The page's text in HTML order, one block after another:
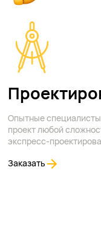
Опытные
проект любой
экспресс-
Заказать